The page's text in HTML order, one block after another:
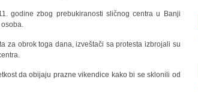
godine zbog prebukiranosti sličnog centra u Banji
za obrok toga dana, izveštači sa protesta izbrojali su
da obijaju prazne vikendice kako bi se sklonili od